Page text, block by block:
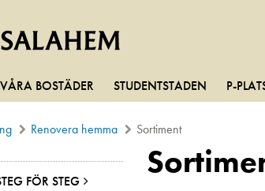
VÅRA BOSTÄDER STUDENTSTADEN P-
Renovera hemma Sortiment
FÖR STEG